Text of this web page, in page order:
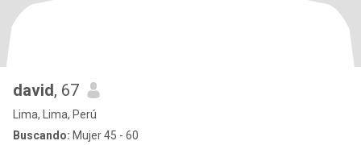
david, 67
Lima, Lima, Perú
Buscando: Mujer 45 - 60